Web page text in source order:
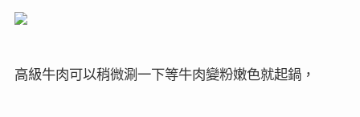
高級牛肉可以稍微涮一下等牛肉變粉嫩色就起鍋，